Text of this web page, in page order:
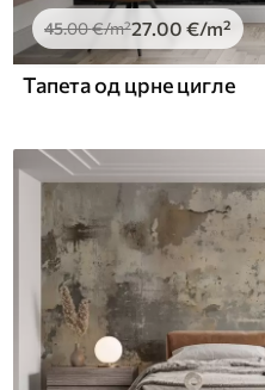
45.00€/m²27.00 €/m²
Тапета од црне цигле